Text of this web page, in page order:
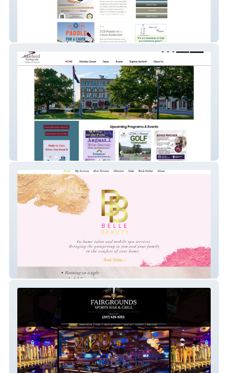
Sacopee Valley Community News, Etc.
Sanford Springvale Chamber of Commerce
Belle Beauty Co.